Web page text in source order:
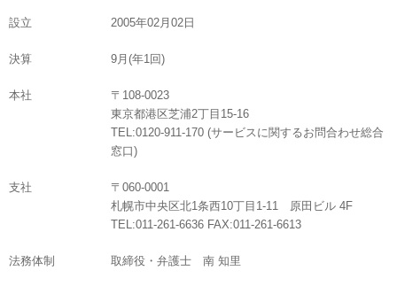
設立 2005年02月02日
決算 9月(年1回)
本社 〒 108-0023
東京都港区芝浦2丁目15-16
TEL:0120-911-170 (サービスに関するお問合わせ総合
窓口)
支社 〒 060-0001
札幌市中央区北1条西10丁目1-11 原田ビル 4F
TEL:011-261-6636 FAX:011-261-6613
法務体制 取締役・弁護士 南 知里